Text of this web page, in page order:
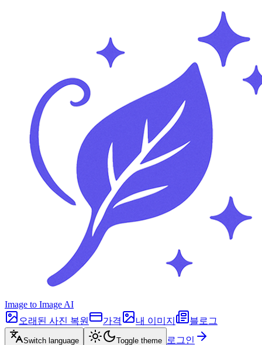
Image to Image AI
오래된 사진 복원
가격 내 이미지 블로그
Switch language Toggle theme 로그인